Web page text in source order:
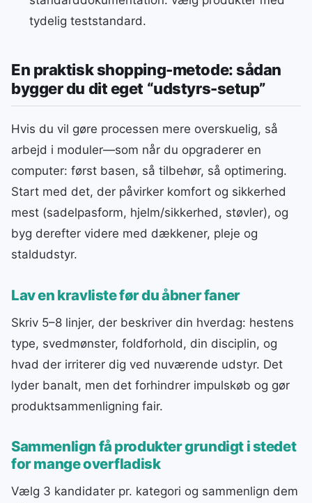
tydelig teststandard.
En praktisk shopping-metode: sådan
bygger du dit eget “udstyrs-setup”
Hvis du vil gøre processen mere overskuelig, så
arbejd i moduler—som når du opgraderer en
computer: først basen, så tilbehør, så optimering.
Start med det, der påvirker komfort og sikkerhed
mest (sadelpasform, hjelm/sikkerhed, støvler), og
byg derefter videre med dækkener, pleje og
staldudstyr.
Lav en kravliste før du åbner faner
Skriv 5–8 linjer, der beskriver din hverdag: hestens
type, svedmønster, foldforhold, din disciplin, og
hvad der irriterer dig ved nuværende udstyr. Det
lyder banalt, men det forhindrer impulskøb og gør
produktsammenligning fair.
Sammenlign få produkter grundigt i stedet
for mange overfladisk
Vælg 3 kandidater pr. kategori og sammenlign dem